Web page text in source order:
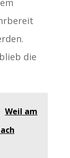
die
Weil am